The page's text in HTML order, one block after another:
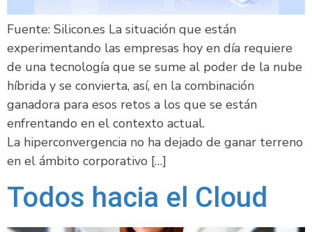
Fuente: Silicon.es La situación que están
experimentando las empresas hoy en día requiere
de una tecnología que se sume al poder de la nube
híbrida y se convierta, así, en la combinación
ganadora para esos retos a los que se están
enfrentando en el contexto actual.
La hiperconvergencia no ha dejado de ganar terreno
en el ámbito corporativo […]
Todos hacia el Cloud